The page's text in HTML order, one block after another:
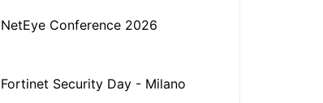
NetEye Conference 2026
Fortinet Security Day - Milano